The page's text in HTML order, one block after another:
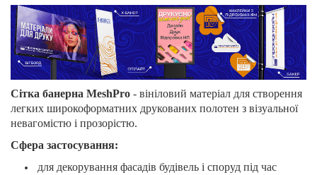
Сітка банерна МeshPro - вініловий матеріал для створення
легких широкоформатних друкованих полотен з візуальної
невагомістю і прозорістю.
Сфера застосування:
для декорування фасадів будівель і споруд під час